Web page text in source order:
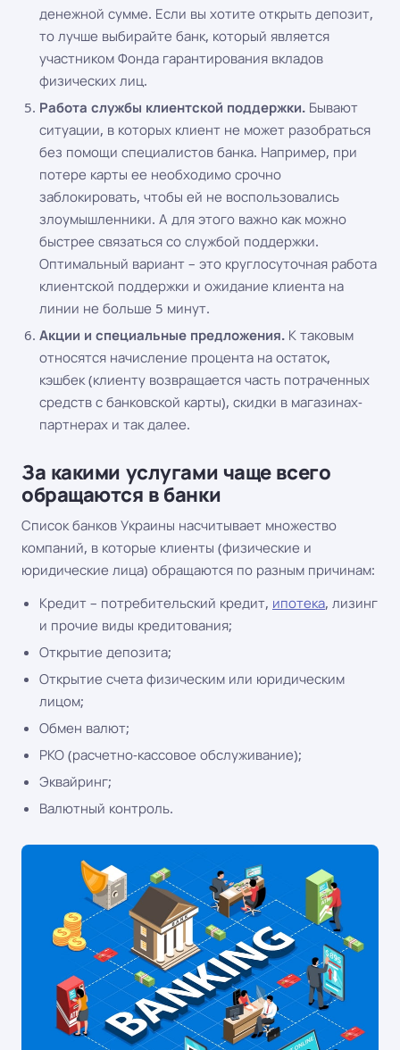
денежной сумме. Если вы хотите открыть депозит,
то лучше выбирайте банк, который является
участником Фонда гарантирования вкладов
физических лиц.
Работа службы клиентской поддержки. Бывают
ситуации, в которых клиент не может разобраться
без помощи специалистов банка. Например, при
потере карты ее необходимо срочно
заблокировать, чтобы ей не воспользовались
злоумышленники. А для этого важно как можно
быстрее связаться со службой поддержки.
Оптимальный вариант – это круглосуточная работа
клиентской поддержки и ожидание клиента на
линии не больше 5 минут.
Акции и специальные предложения. К таковым
относятся начисление процента на остаток,
кэшбек (клиенту возвращается часть потраченных
средств с банковской карты), скидки в магазинах-
партнерах и так далее.
За какими услугами чаще всего
обращаются в банки
Список банков Украины насчитывает множество
компаний, в которые клиенты (физические и
юридические лица) обращаются по разным причинам:
Кредит – потребительский кредит, ипотека, лизинг
и прочие виды кредитования;
Открытие депозита;
Открытие счета физическим или юридическим
лицом;
Обмен валют;
РКО (расчетно-кассовое обслуживание);
Эквайринг;
Валютный контроль.